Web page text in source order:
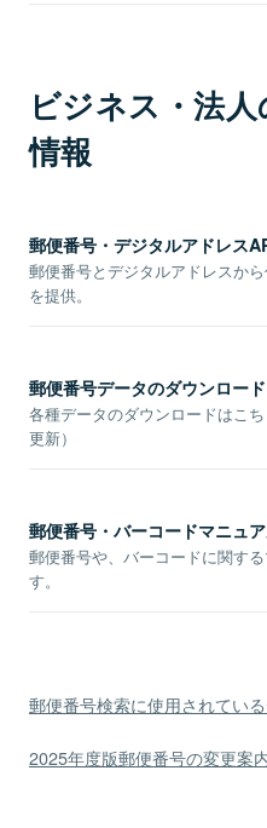
ビジネス・法
情報
郵便番号・デジタルアドレス
郵便番号とデジタルアドレスか
を提供。
郵便番号データのダウンロード
各種データのダウンロードはこ
更新）
郵便番号・バーコードマニュ
郵便番号や、バーコードに関す
す。
郵便番号検索に使用されてい
2025年度版郵便番号の変更案